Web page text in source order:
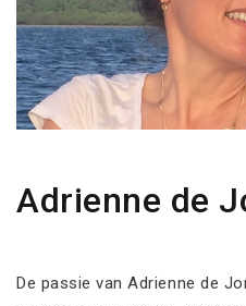
Adrienne de
De passie van Adrienne de